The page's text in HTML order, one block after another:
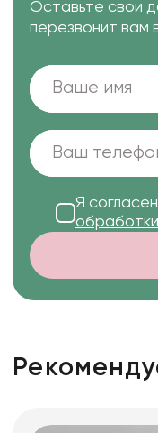
Оставьте свои
перезвонит вам
Я